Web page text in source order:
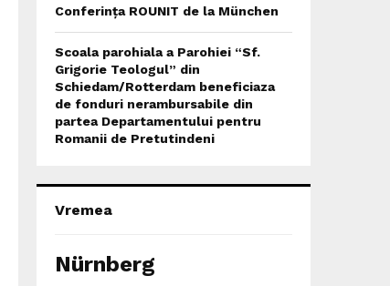
Conferința ROUNIT de la München
Scoala parohiala a Parohiei “Sf.
Grigorie Teologul” din
Schiedam/Rotterdam beneficiaza
de fonduri nerambursabile din
partea Departamentului pentru
Romanii de Pretutindeni
Vremea
Nürnberg